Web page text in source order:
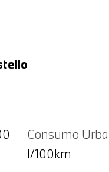
Consumo
l/100km